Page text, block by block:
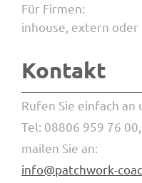
Für Firmen:
inhouse, extern oder
Kontakt
Rufen Sie einfach an
Tel: 08806 959 76 00,
mailen Sie an:
info@patchwork-